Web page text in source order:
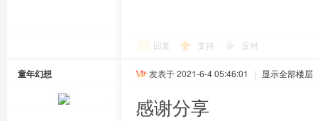
回复 支持 反对
童年幻想 发表于 2021-6-4 05:46:01 | 显示全部楼层
感谢分享